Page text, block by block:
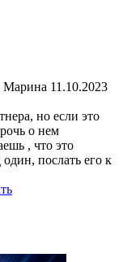
Марина 11.10.2023
но если это
о нем
, что это
послать его к